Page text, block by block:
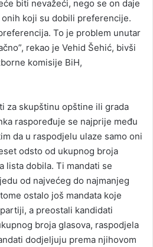
biti nevažeći, nego se on daje
koji su dobili preferencije.
To je problem unutar
rekao je Vehid Šehić, bivši
komisije BiH,
za skupštinu opštine ili grada
raspoređuje se najprije među
da u raspodjelu ulaze samo oni
odsto od ukupnog broja
lista dobila. Ti mandati se
od najvećeg do najmanjeg
ostalo još mandata koje
a preostali kandidati
broja glasova, raspodjela
dodjeljuju prema njihovom